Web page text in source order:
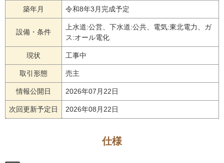
築年月 令和8年3月完成予定
設備・条件
上水道:公営、下水道:公共、電気:東北電力、ガ
ス:オール電化
現状 工事中
取引形態 売主
情報公開日 2026年07月22日
次回更新予定日 2026年08月22日
仕様